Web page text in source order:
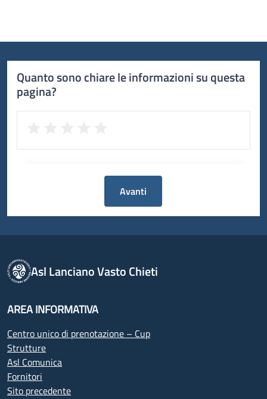
Quanto sono chiare le informazioni su questa
pagina?
Avanti
Asl Lanciano Vasto Chieti
AREA INFORMATIVA
Centro unico di prenotazione – Cup
Strutture
Asl Comunica
Fornitori
Sito precedente